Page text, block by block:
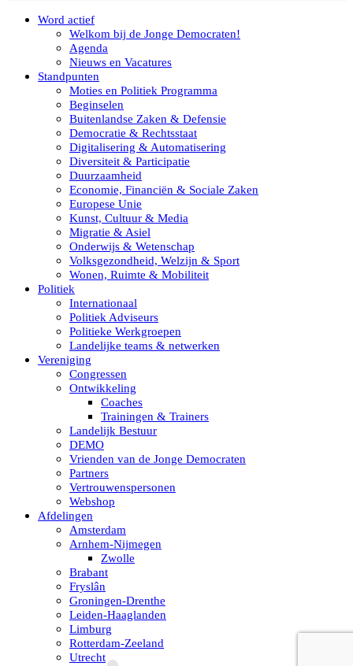
Word actief
Welkom bij de Jonge Democraten!
Agenda
Nieuws en Vacatures
Standpunten
Moties en Politiek Programma
Beginselen
Buitenlandse Zaken & Defensie
Democratie & Rechtsstaat
Digitalisering & Automatisering
Diversiteit & Participatie
Duurzaamheid
Economie, Financiën & Sociale Zaken
Europese Unie
Kunst, Cultuur & Media
Migratie & Asiel
Onderwijs & Wetenschap
Volksgezondheid, Welzijn & Sport
Wonen, Ruimte & Mobiliteit
Politiek
Internationaal
Politiek Adviseurs
Politieke Werkgroepen
Landelijke teams & netwerken
Vereniging
Congressen
Ontwikkeling
Coaches
Trainingen & Trainers
Landelijk Bestuur
DEMO
Vrienden van de Jonge Democraten
Partners
Vertrouwenspersonen
Webshop
Afdelingen
Amsterdam
Arnhem-Nijmegen
Zwolle
Brabant
Fryslân
Groningen-Drenthe
Leiden-Haaglanden
Limburg
Rotterdam-Zeeland
Utrecht